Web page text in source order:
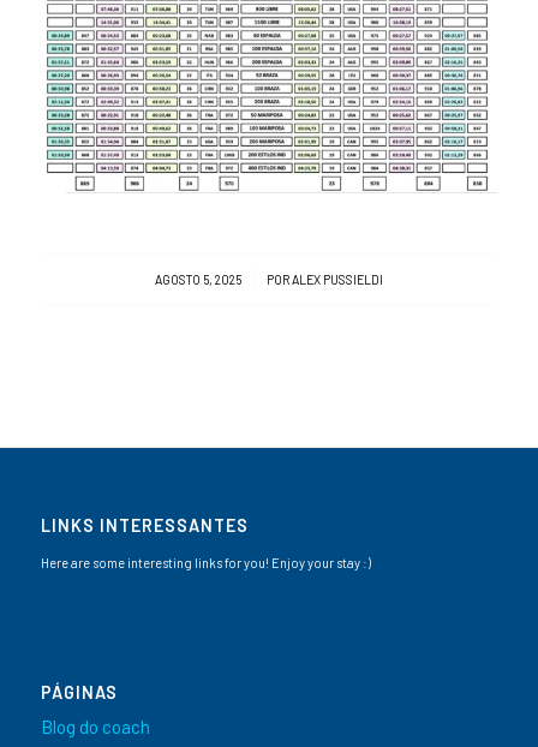
AGOSTO 5, 2025
/ PORALEX PUSSIELDI
LINKS INTERESSANTES
Here are some interesting links for you! Enjoy your stay :)
PÁGINAS
Blog do coach